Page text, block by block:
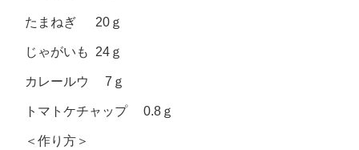
たまねぎ 20ｇ
じゃがいも 24ｇ
カレールウ 7ｇ
トマトケチャップ 0.8ｇ
＜作り方＞